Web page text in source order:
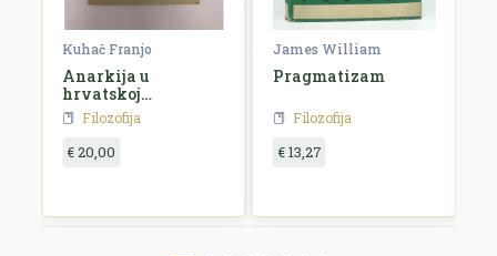
Kuhač Franjo
Anarkija u
hrvatskoj
književnosti i
umjetnosti
Filozofija
€ 20,00
James William
Pragmatizam
Filozofija
€ 13,27